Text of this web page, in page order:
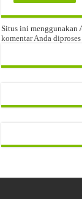
Situs ini menggunakan
komentar Anda diproses